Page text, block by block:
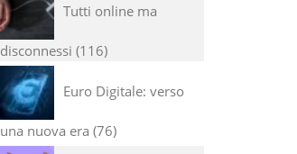
Tutti online ma
disconnessi 116
Euro Digitale: verso
una nuova era 76